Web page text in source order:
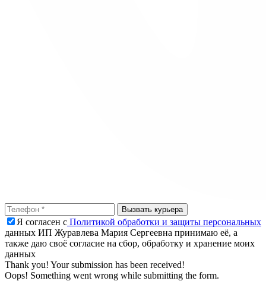
Я согласен с Политикой обработки и защиты персональных
данных ИП Журавлева Мария Сергеевна принимаю её, а
также даю своё согласие на сбор, обработку и хранение моих
данных
Thank you! Your submission has been received!
Oops! Something went wrong while submitting the form.